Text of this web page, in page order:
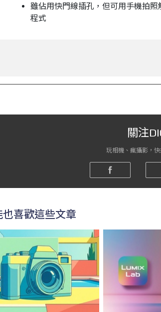
雖佔用快門線插孔，但可用手機拍
程式
關注
玩相機、瘋攝影，快
也喜歡這些文章